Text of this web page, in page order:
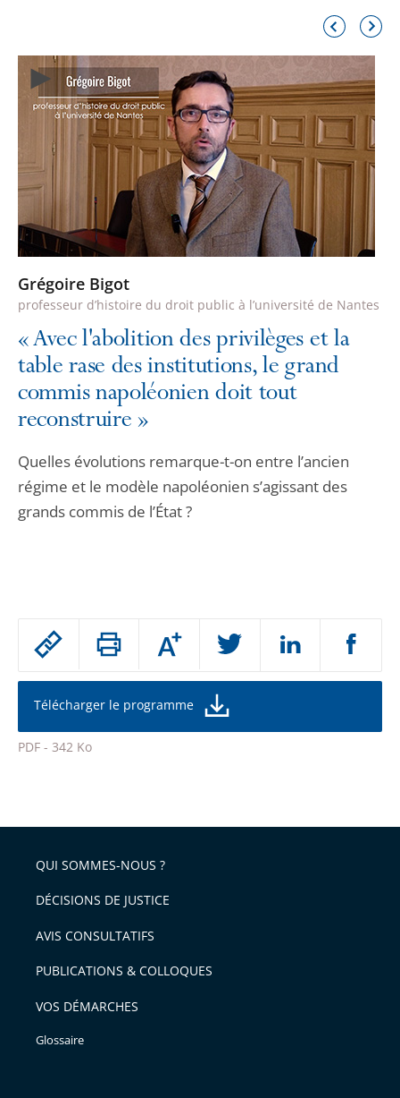
Passer
partage
de
l'article
pour
Augmenter
ou
la
de
police
Télécharger le programme
PDF - 342 Ko
l'article
pour
avant
Élément
précédentsuivant
Grégoire Bigot
professeur d’histoire du droit public à l’université de Nantes
«Avec l'abolition des privilèges et la
table rase des institutions, le grand
commis napoléonien doit tout
reconstruire »
Quelles évolutions remarque-t-on entre l’ancien
régime et le modèle napoléonien s’agissant des
grands commis de l’État ?
QUI SOMMES-NOUS ?
DÉCISIONS DE JUSTICE
AVIS CONSULTATIFS
PUBLICATIONS & COLLOQUES
VOS DÉMARCHES
Glossaire